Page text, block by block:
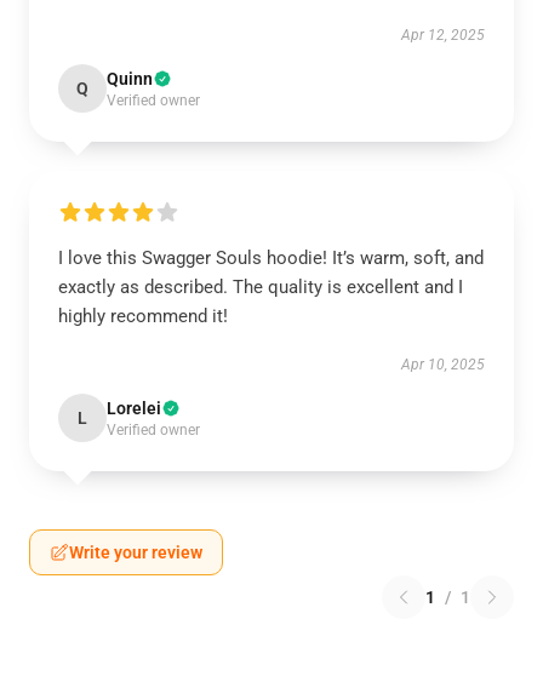
Apr 12, 2025
Q Quinn
Verified owner
I love this Swagger Souls hoodie! It’s warm, soft, and
exactly as described. The quality is excellent and I
highly recommend it!
Apr 10, 2025
L Lorelei
Verified owner
Write your review
1 / 1